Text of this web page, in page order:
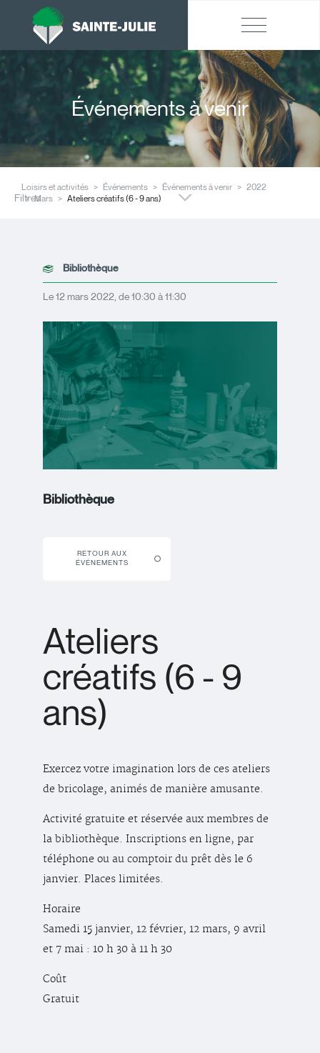
Événements à venir
Loisirs et activités Événements Événements à venir
2022
Mars
Ateliers créatifs (6 - 9 ans)
Filtres
Bibliothèque
Le 12 mars 2022, de 10:30 à 11:30
Bibliothèque
RETOUR AUX
ÉVÉNEMENTS
Ateliers
créatifs (6 - 9
ans)
Exercez votre imagination lors de ces ateliers
de bricolage, animés de manière amusante.
Activité gratuite et réservée aux membres de
la bibliothèque. Inscriptions en ligne, par
téléphone ou au comptoir du prêt dès le 6
janvier. Places limitées.
Horaire
Samedi 15 janvier, 12 février, 12 mars, 9 avril
et 7 mai : 10 h 30 à 11 h 30
Coût
Gratuit